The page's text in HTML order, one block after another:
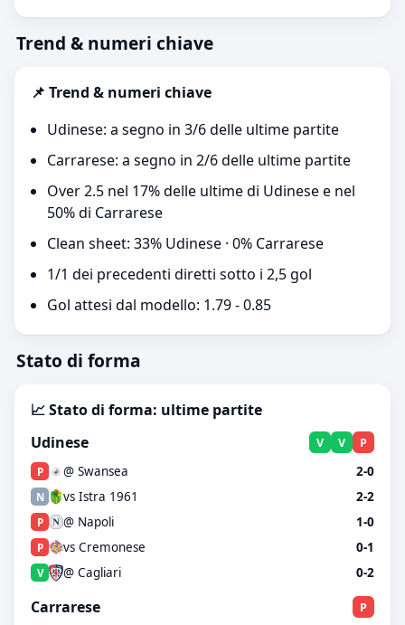
Trend & numeri chiave
📌 Trend & numeri chiave
Udinese: a segno in 3/6 delle ultime partite
Carrarese: a segno in 2/6 delle ultime partite
Over 2.5 nel 17% delle ultime di Udinese e nel
50% di Carrarese
Clean sheet: 33% Udinese · 0% Carrarese
1/1 dei precedenti diretti sotto i 2,5 gol
Gol attesi dal modello: 1.79 - 0.85
Stato di forma
📈 Stato di forma: ultime partite
Udinese
V V P
P @ Swansea 2-0
N vs Istra 1961 2-2
P @ Napoli 1-0
P vs Cremonese 0-1
V @ Cagliari 0-2
Carrarese P